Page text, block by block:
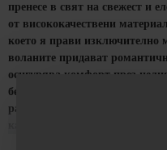
пренесе в свят на свежест и
от висококачествени
което я прави изключително
воланите придават
осигурява комфорт през
без цип за лесно обличане,
разходки и летни събития.